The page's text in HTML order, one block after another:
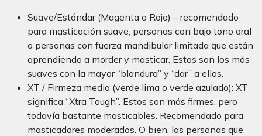
Suave/Estándar (Magenta o Rojo) – recomendado
para masticación suave, personas con bajo tono oral
o personas con fuerza mandibular limitada que están
aprendiendo a morder y masticar. Estos son los más
suaves con la mayor “blandura” y “dar” a ellos.
XT / Firmeza media (verde lima o verde azulado): XT
significa “Xtra Tough”. Estos son más firmes, pero
todavía bastante masticables. Recomendado para
masticadores moderados. O bien, las personas que